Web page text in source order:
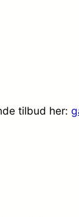
tilbud her: